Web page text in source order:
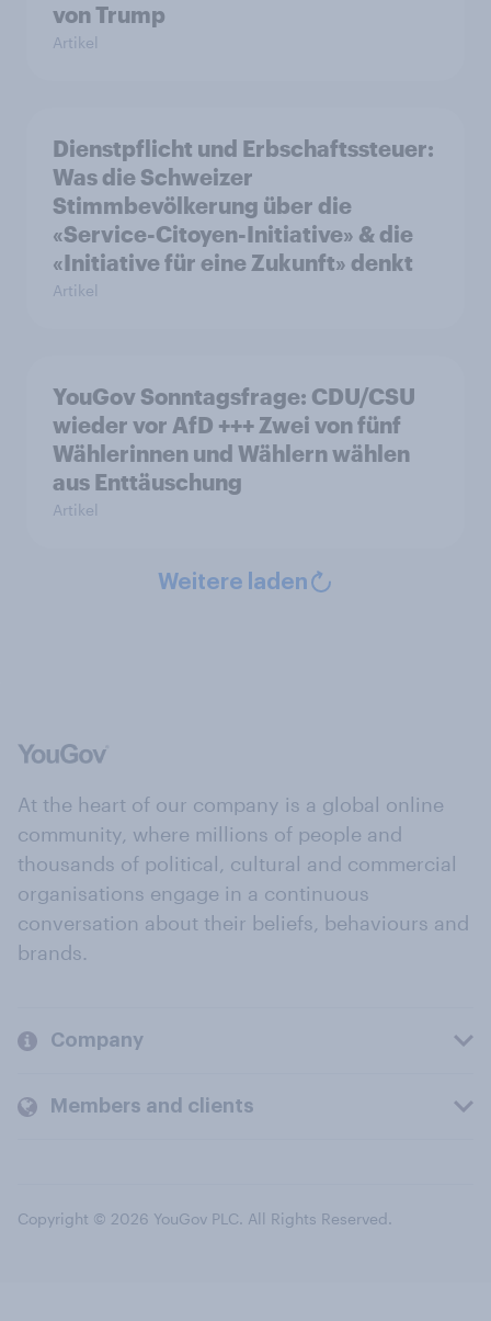
von Trump
Artikel
Dienstpflicht und Erbschaftssteuer:
Was die Schweizer
Stimmbevölkerung über die
«Service-Citoyen-Initiative» & die
«Initiative für eine Zukunft» denkt
Artikel
YouGov Sonntagsfrage: CDU/CSU
wieder vor AfD +++ Zwei von fünf
Wählerinnen und Wählern wählen
aus Enttäuschung
Artikel
Weitere laden
At the heart of our company is a global online
community, where millions of people and
thousands of political, cultural and commercial
organisations engage in a continuous
conversation about their beliefs, behaviours and
brands.
Company
Members and clients
Copyright © 2026 YouGov PLC. All Rights Reserved.